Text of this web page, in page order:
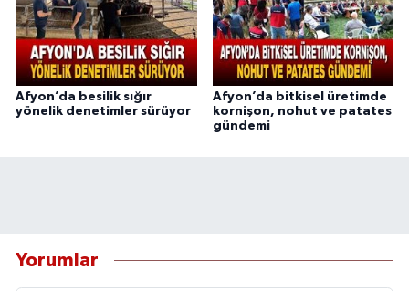
Afyon’da besilik sığır
yönelik denetimler sürüyor
Afyon’da bitkisel üretimde
kornişon, nohut ve patates
gündemi
Yorumlar